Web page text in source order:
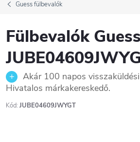
Guess fülbevalók
Fülbevalók Guess
Akár 100 napos
Hivatalos márkakereskedő.
Kód: JUBE04609JWYGT